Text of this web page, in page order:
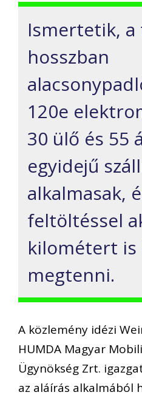
Ismertetik, a
hosszban
120e
30 ülő és 55
egyidejű
alkalmasak,
feltöltéssel
kilométert is
megtenni.
A közlemény idézi
HUMDA Magyar
Ügynökség Zrt.
az aláírás alkalmából